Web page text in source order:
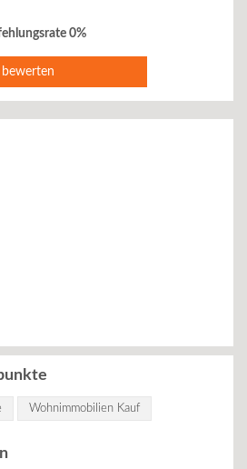
0%
Wohnimmobilien Kauf